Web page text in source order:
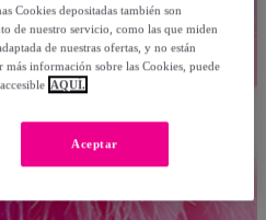
Cookies depositadas también son
de nuestro servicio, como las que miden
de nuestras ofertas, y no están
más información sobre las Cookies, puede
AQUÍ.
Aceptar